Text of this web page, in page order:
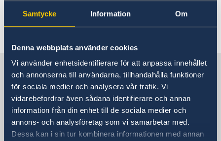
Samtycke Information Om
Denna webbplats använder cookies
Vi använder enhetsidentifierare för att anpassa innehållet
och annonserna till användarna, tillhandahålla funktioner
för sociala medier och analysera vår trafik. Vi
vidarebefordrar även sådana identifierare och annan
information från din enhet till de sociala medier och
annons- och analysföretag som vi samarbetar med.
Dessa kan i sin tur kombinera informationen med annan
Sverige i Moldavien, Chisinau
Sveriges ambassad
Besöksadress
12 Toma Ciorba Street